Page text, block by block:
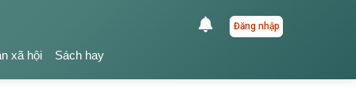
Đăng nhập
xã hội Sách hay